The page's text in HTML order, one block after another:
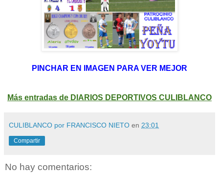
PINCHAR EN IMAGEN PARA VER MEJOR
Más entradas de DIARIOS DEPORTIVOS CULIBLANCO
CULIBLANCO por FRANCISCO NIETO en 23:01
Compartir
No hay comentarios: